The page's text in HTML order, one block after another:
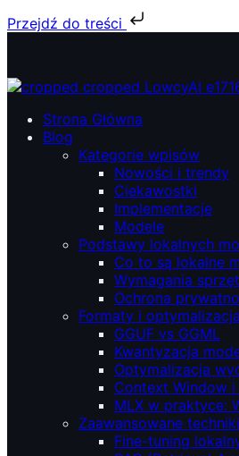
Przejdź do treści
treści
ŁowcyAI – Lokalne modele AI,
ŁowcyAI – Lokalne modele AI,
Strona Główna
Blog
Kategorie wpisów
Nowości i trendy
Ciekawostki
Implementacje
Modele
Podstawy lokalnych
Co to są lokalne
Wymagania
Ochrona
Formaty i
GGUF vs GGML
Kwantyzacja
Optymalizacja
Context Window
MLX w praktyce:
Zaawansowane techniki
Fine-tuning